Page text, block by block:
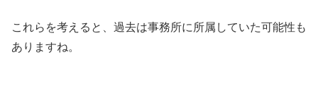
これらを考えると、過去は事務所に所属していた可能性も
ありますね。